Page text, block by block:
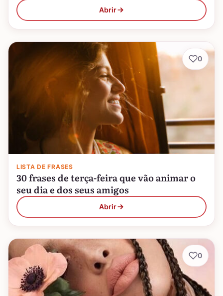
Abrir
LISTA DE FRASES
30 frases de terça-feira que vão animar o
seu dia e dos seus amigos
Abrir
0
0